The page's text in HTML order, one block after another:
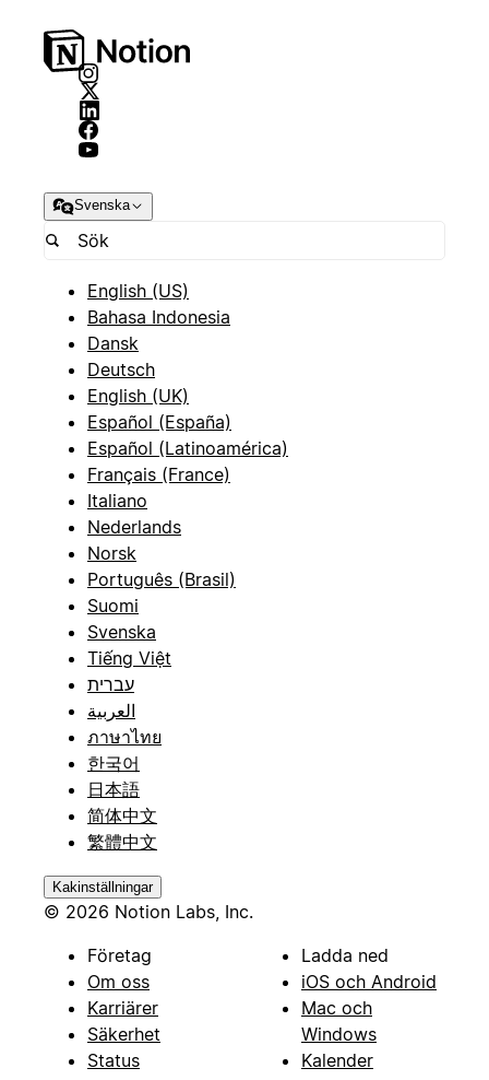
Svenska
English (US)
Bahasa Indonesia
Dansk
Deutsch
English (UK)
Español (España)
Español (Latinoamérica)
Français (France)
Italiano
Nederlands
Norsk
Português (Brasil)
Suomi
Svenska
Tiếng Việt
עברית
العربية
ภาษาไทย
한국어
日本語
简体中文
繁體中文
Kakinställningar
© 2026 Notion Labs, Inc.
Företag
Om oss
Karriärer
Säkerhet
Status
Ladda ned
iOS och Android
Mac och
Windows
Kalender